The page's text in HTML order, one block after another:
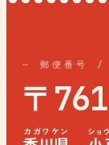
— 郵便番号 /
〒
カガワケン ショ